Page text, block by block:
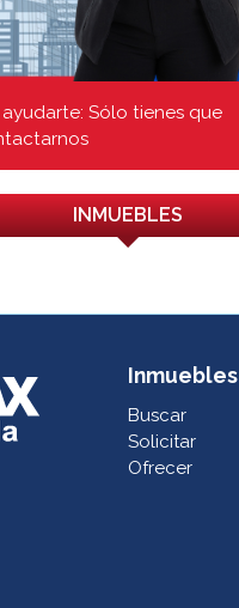
Sólo tienes que
INMUEBLES
Inmuebles
Buscar
Solicitar
Ofrecer